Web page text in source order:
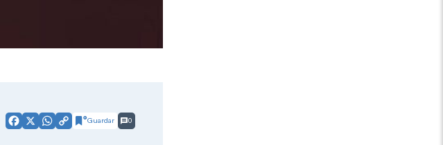
Facebook
X WhatsApp
CopyGuardar 0